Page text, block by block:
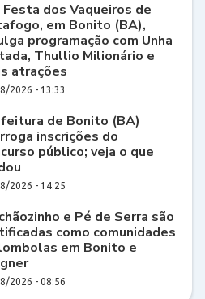
Festa dos Vaqueiros de
em Bonito (BA),
programação com Unha
Thullio Milionário e
atrações
2026 - 13:33
de Bonito (BA)
inscrições do
público; veja o que
2026 - 14:25
e Pé de Serra são
como comunidades
em Bonito e
2026 - 08:56